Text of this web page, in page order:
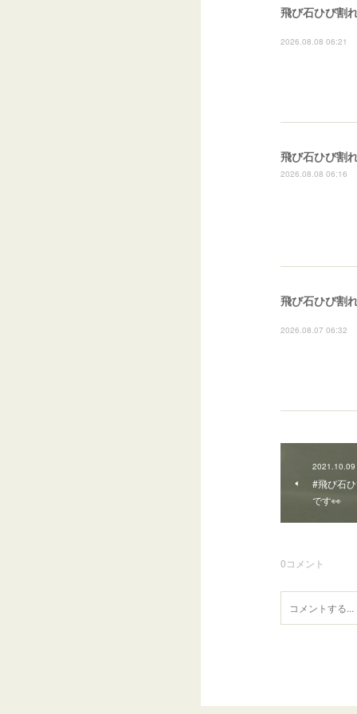
飛び石ひび割
2026.08.08 06:21
2026.08.08 06:16
飛び石ひび割
2026.08.07 06:32
#飛び石
です👀
0コメント